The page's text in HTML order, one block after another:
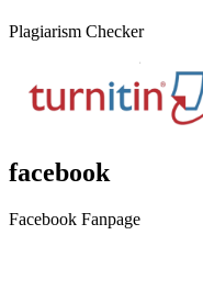
Plagiarism Checker
facebook
Facebook Fanpage